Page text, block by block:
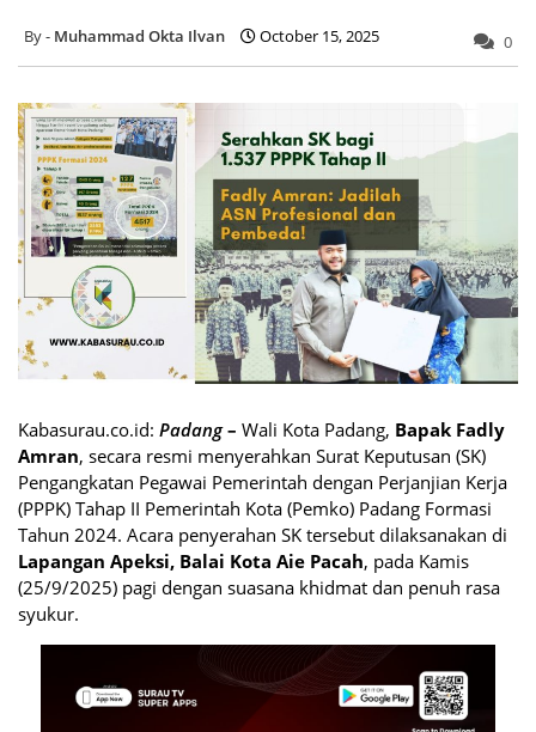
Muhammad Okta Ilvan October 15, 2025 0
Kabasurau.co.id: Padang– Wali Kota Padang, Bapak Fadly
Amran, secara resmi menyerahkan Surat Keputusan (SK)
Pengangkatan Pegawai Pemerintah dengan Perjanjian Kerja
(PPPK) Tahap II Pemerintah Kota (Pemko) Padang Formasi
Tahun 2024. Acara penyerahan SK tersebut dilaksanakan di
Lapangan Apeksi, Balai Kota Aie Pacah, pada Kamis
(25/9/2025) pagi dengan suasana khidmat dan penuh rasa
syukur.